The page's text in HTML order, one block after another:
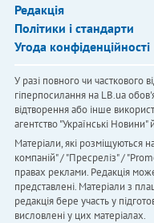
Редакція
Політики і стандарти
Угода конфіденційності
У разі повного чи часткового
гіперпосилання на LB.ua
відтворення або інше
агентство "Українськi Новини"
Матеріали, які розміщуються
компаній" / "Пресреліз" /
правах реклами. Редакція
представлені. Матеріали з
редакція бере участь у
висловлені у цих матеріалах.